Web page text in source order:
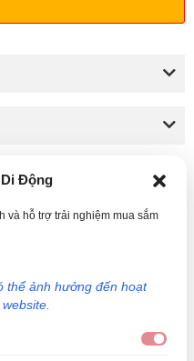
Động
và hỗ trợ trải nghiệm mua sắm
thể ảnh hưởng đến hoạt
DI ĐỘNG
- Ngày cấp: 25/04/2022 - Nơi cấp: Sở
Ngọc Ngân. Hotline: 1800.6729
thuộc về Viện Di Động.